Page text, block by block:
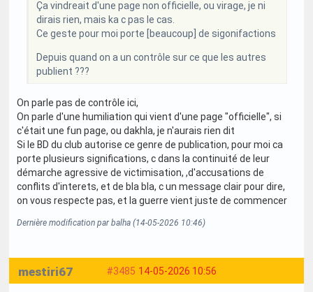
Ça vindreait d'une page non officielle, ou virage, je ni
dirais rien, mais ka c pas le cas.
Ce geste pour moi porte [beaucoup] de sigonifactions
Depuis quand on a un contrôle sur ce que les autres
publient ???
On parle pas de contrôle ici,
On parle d'une humiliation qui vient d'une page "officielle", si
c'était une fun page, ou dakhla, je n'aurais rien dit
Si le BD du club autorise ce genre de publication, pour moi ca
porte plusieurs significations, c dans la continuité de leur
démarche agressive de victimisation, ,d'accusations de
conflits d'interets, et de bla bla, c un message clair pour dire,
on vous respecte pas, et la guerre vient juste de commencer
Dernière modification par balha (14-05-2026 10:46)
#3485 14-05-2026 10:56
mestiri67